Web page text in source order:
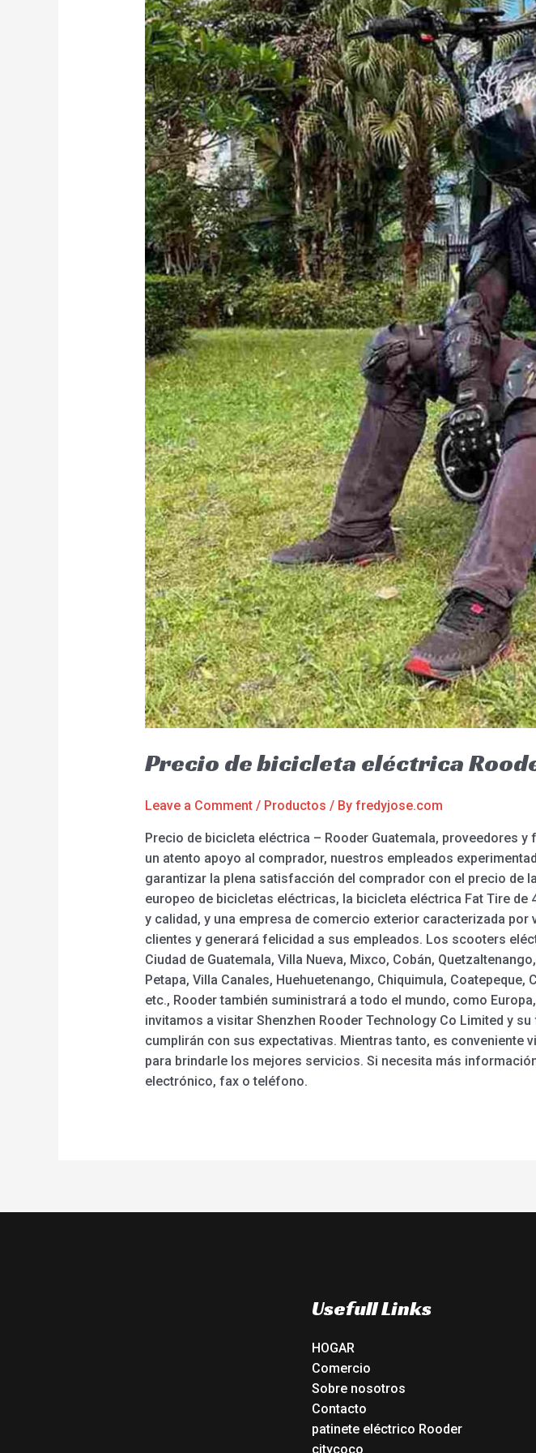
Precio de bicicleta eléctrica
Leave a Comment / Productos / By fredyjose.com
Precio de bicicleta eléctrica – Rooder Guatemala, proveedores
un atento apoyo al comprador, nuestros empleados
garantizar la plena satisfacción del comprador con el precio de
europeo de bicicletas eléctricas, la bicicleta eléctrica Fat Tire
y calidad, y una empresa de comercio exterior caracterizada
clientes y generará felicidad a sus empleados. Los scooters
Ciudad de Guatemala, Villa Nueva, Mixco, Cobán,
Petapa, Villa Canales, Huehuetenango, Chiquimula,
etc., Rooder también suministrará a todo el mundo, como
invitamos a visitar Shenzhen Rooder Technology Co Limited y
cumplirán con sus expectativas. Mientras tanto, es conveniente
para brindarle los mejores servicios. Si necesita más
electrónico, fax o teléfono.
Usefull Links
HOGAR
Comercio
Sobre nosotros
Contacto
patinete eléctrico Rooder
citycoco